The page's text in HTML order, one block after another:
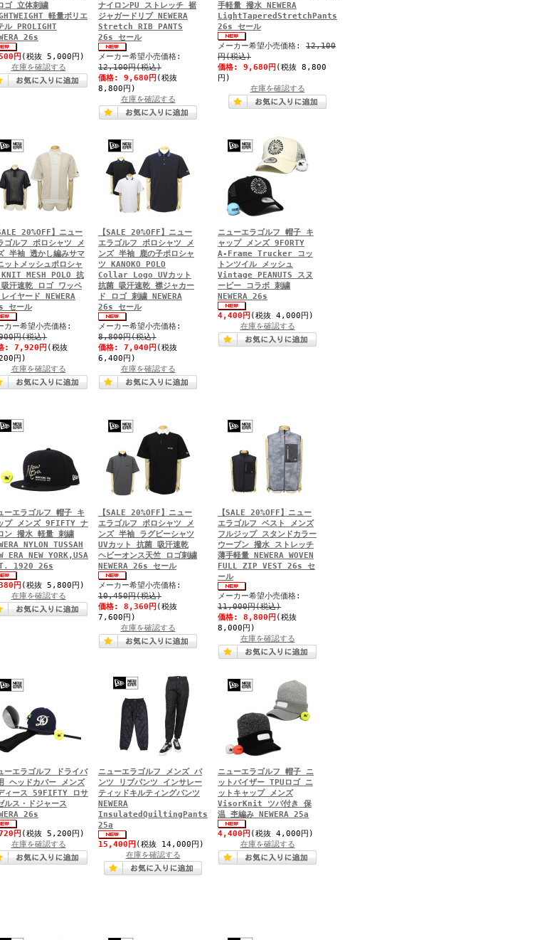
ゴ 立体刺繍
軽量ポリエ
ル PROLIGHT
26s
円 (税抜 5,000円)
在庫を確認する
ナイロンPU ストレッチ 裾
ジャガードリブ NEWERA
Stretch RIB PANTS
26s セール
メーカー希望小売価格:
12,100円(税込)
価格: 9,680円 (税抜
8,800円)
在庫を確認する
手軽量 撥水 NEWERA
LightTaperedStretchPants
26s セール
メーカー希望小売価格: 12,100
円(税込)
価格: 9,680円 (税抜 8,800
円)
在庫を確認する
20%OFF】ニュー
ゴルフ ポロシャツ メ
半袖 透かし編みサマ
ットメッシュポロシャ
MESH POLO 抗
汗速乾 ロゴ ワッペ
イヤード NEWERA
セール
カー希望小売価格:
円(税込)
: 7,920円 (税抜
円)
在庫を確認する
【SALE 20%OFF】ニュー
エラゴルフ ポロシャツ メ
ンズ 半袖 鹿の子ポロシャ
ツ KANOKO POLO
Collar Logo UVカット
抗菌 吸汗速乾 襟ジャカー
ド ロゴ 刺繍 NEWERA
26s セール
メーカー希望小売価格:
8,800円(税込)
価格: 7,040円 (税抜
6,400円)
在庫を確認する
ニューエラゴルフ 帽子 キ
ャップ メンズ 9FORTY
A-Frame Trucker コッ
トンツイル メッシュ
Vintage PEANUTS スヌ
ーピー コラボ 刺繍
NEWERA 26s
4,400円 (税抜 4,000円)
在庫を確認する
ーエラゴルフ 帽子 キ
プ メンズ 9FIFTY ナ
ン 撥水 軽量 刺繍
NYLON TUSSAH
ERA NEW YORK,USA
1920 26s
円 (税抜 5,800円)
在庫を確認する
【SALE 20%OFF】ニュー
エラゴルフ ポロシャツ メ
ンズ 半袖 ラグビーシャツ
UVカット 抗菌 吸汗速乾
ヘビーオンス天竺 ロゴ刺繍
NEWERA 26s セール
メーカー希望小売価格:
10,450円(税込)
価格: 8,360円 (税抜
7,600円)
在庫を確認する
【SALE 20%OFF】ニュー
エラゴルフ ベスト メンズ
フルジップ スタンドカラー
ウーブン 撥水 ストレッチ
薄手軽量 NEWERA WOVEN
FULL ZIP VEST 26s セ
ール
メーカー希望小売価格:
11,000円(税込)
価格: 8,800円 (税抜
8,000円)
在庫を確認する
ーエラゴルフ ドライバ
ヘッドカバー メンズ
ィース 59FIFTY ロサ
ルス・ドジャース
26s
円 (税抜 5,200円)
在庫を確認する
ニューエラゴルフ メンズ パ
ンツ リブパンツ インサレー
ティッドキルティングパンツ
NEWERA
InsulatedQuiltingPants
25a
15,400円 (税抜 14,000円)
在庫を確認する
ニューエラゴルフ 帽子 ニ
ットバイザー TPUロゴ ニ
ットキャップ メンズ
VisorKnit ツバ付き 保
温 杢編み NEWERA 25a
4,400円 (税抜 4,000円)
在庫を確認する